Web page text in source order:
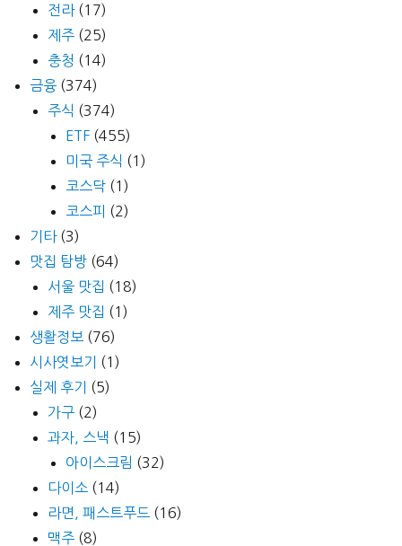
전라(17)
제주 (25)
충청 (14)
금융 (374)
주식 (374)
ETF (455)
미국 주식 (1)
코스닥 (1)
코스피 (2)
기타(3)
맛집 탐방 (64)
서울 맛집 (18)
제주 맛집 (1)
생활정보 (76)
시사엿보기
(1)
실제 후기
(5)
가구 (2)
과자, 스낵 (15)
아이스크림 (32)
다이소 (14)
라면, 패스트푸드 (16)
맥주 (8)